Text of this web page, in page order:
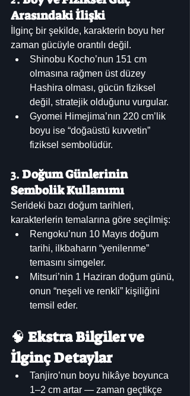
Arasındaki İlişki
İlginç bir şekilde, karakterin boyu her
zaman gücüyle orantılı değil.
Shinobu Kocho’nun 151 cm
olmasına rağmen üst düzey
Hashira olması, gücün fiziksel
değil, stratejik olduğunu vurgular.
Gyomei Himejima’nın 220 cm’lik
boyu ise “doğaüstü kuvvetin”
fiziksel sembolüdür.
3. Doğum Günlerinin
Sembolik Kullanımı
Serideki bazı doğum tarihleri,
karakterlerin temalarına göre seçilmiş:
Rengoku’nun 10 Mayıs doğum
tarihi, ilkbaharın “yenilenme”
temasını simgeler.
Mitsuri’nin 1 Haziran doğum günü,
onun “neşeli ve renkli” kişiliğini
temsil eder.
🧠 Ekstra Bilgiler ve
İlginç Detaylar
Tanjiro’nun boyu hikâye boyunca
1–2 cm artar — zaman geçtikçe